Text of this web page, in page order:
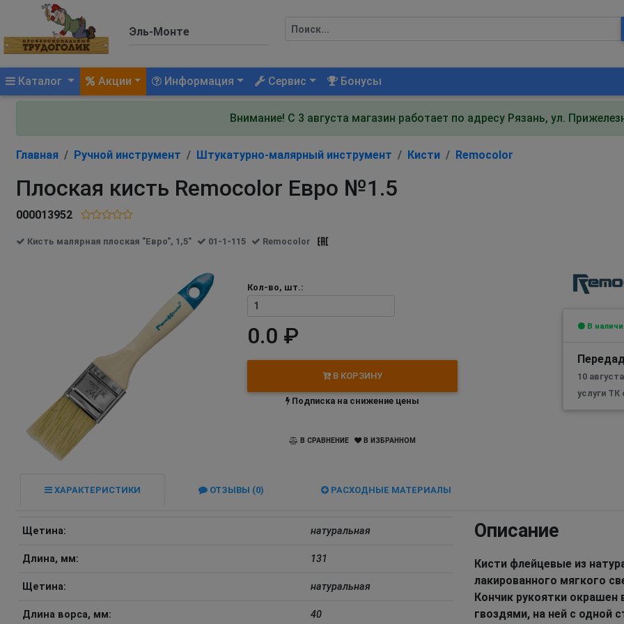
Каталог (current)Акции Информация Сервис Бонусы
Внимание! С 3 августа магазин работает по адресу Рязань, ул.
Главная Ручной инструмент Штукатурно-малярный инструмент Кисти Remocolor
Плоская кисть Remocolor Евро №1.5
000013952
Кисть малярная плоская "Евро", 1,5" 01-1-115 Remocolor
Кол-во, шт.:
0.0 ₽
В КОРЗИНУ
Подписка на снижение цены
В СРАВНЕНИЕ В ИЗБРАННОМ
В
10
услуги
ХАРАКТЕРИСТИКИ ОТЗЫВЫ (0) РАСХОДНЫЕ МАТЕРИАЛЫ
Щетина: натуральная
Длина, мм: 131
Щетина: натуральная
Длина ворса, мм: 40
Описание
Кисти флейцевые из
лакированного мягкого
Кончик рукоятки окрашен
гвоздями, на ней с одной